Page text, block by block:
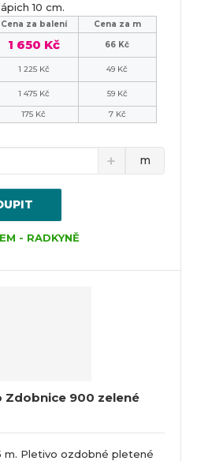
10 cm.
Cena za balení
Cena za m
1 650 Kč
66 Kč
1 225 Kč
49 Kč
1 475 Kč
59 Kč
175 Kč 7 Kč
m
- RADKYNĚ
Zdobnice 900 zelené
m. Pletivo ozdobné pletené